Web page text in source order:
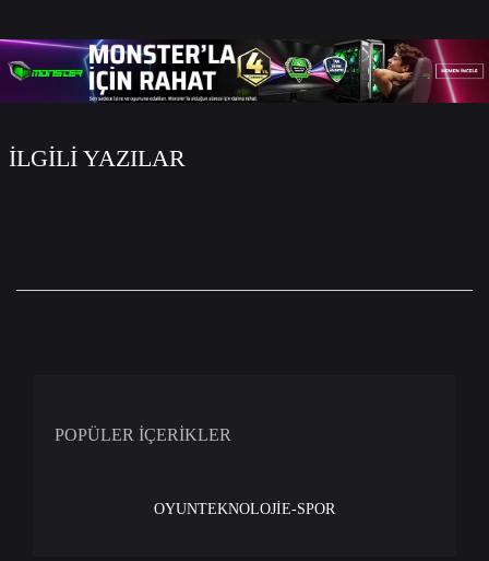
İLGİLİ YAZILAR
POPÜLER İÇERİKLER
OYUNTEKNOLOJİE-SPOR